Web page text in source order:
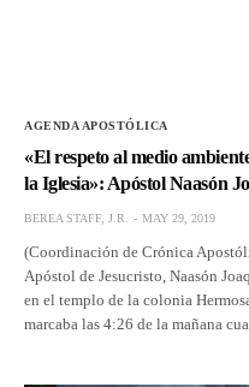
AGENDA APOSTÓLICA
«El respeto al medio
la Iglesia»: Apóstol Naasón
BEREA STAFF, J.R. MAY 29, 2019
(Coordinación de Crónica
Apóstol de Jesucristo, Naasón
en el templo de la colonia
marcaba las 4:26 de la mañana